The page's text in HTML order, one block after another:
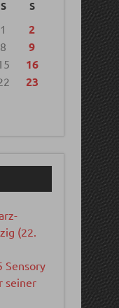
S S
1
2
8
9
16
23
(22.
Sensory
seiner